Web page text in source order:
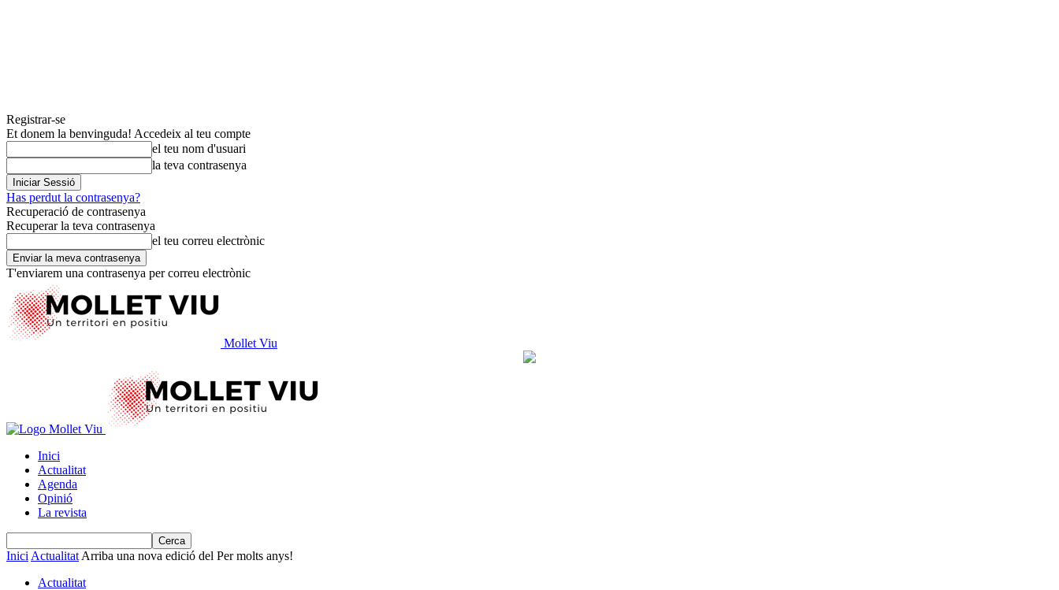
Registrar-se
Et donem la benvinguda! Accedeix al teu compte
el teu nom d'usuari
la teva contrasenya
Has perdut la contrasenya?
Recuperació de contrasenya
Recuperar la teva contrasenya
el teu correu electrònic
T'enviarem una contrasenya per correu electrònic
Mollet Viu
Inici
Actualitat
Agenda
Opinió
La revista
Inici Actualitat Arriba una nova edició del Per molts anys!
Actualitat